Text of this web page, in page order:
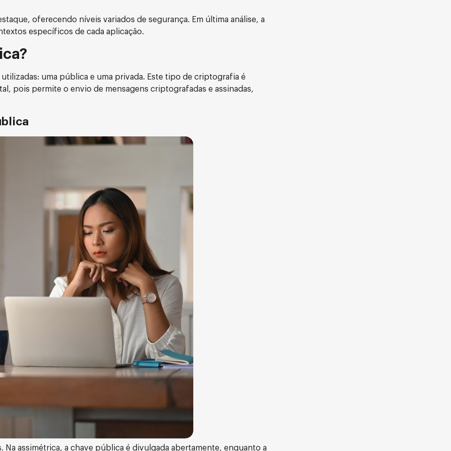
oferecendo níveis variados de segurança. Em última análise, a
específicos de cada aplicação.
uma pública e uma privada. Este tipo de criptografia é
pois permite o envio de mensagens criptografadas e assinadas,
assimétrica, a chave pública é divulgada abertamente, enquanto a